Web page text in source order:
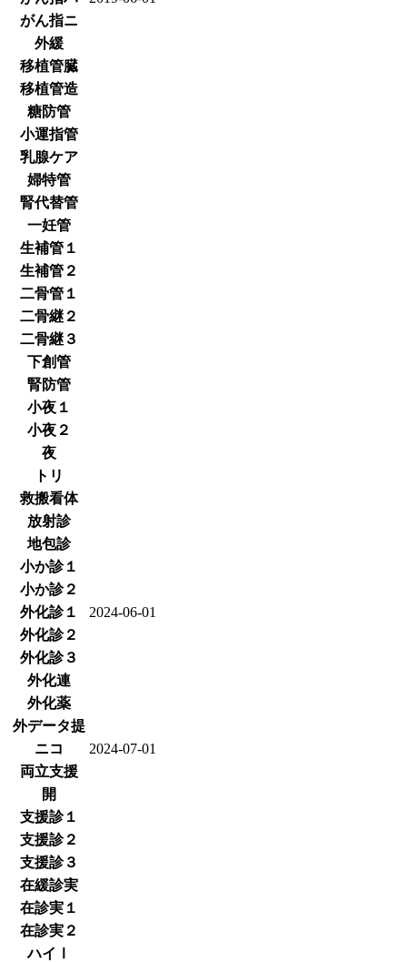
がん指ニ
外緩
移植管臓
移植管造
糖防管
小運指管
乳腺ケア
婦特管
腎代替管
一妊管
生補管１
生補管２
二骨管１
二骨継２
二骨継３
下創管
腎防管
小夜１
小夜２
夜
トリ
救搬看体
放射診
地包診
小か診１
小か診２
外化診１
2024-06-01
外化診２
外化診３
外化連
外化薬
外データ提
ニコ
2024-07-01
両立支援
開
支援診１
支援診２
支援診３
在緩診実
在診実１
在診実２
ハイⅠ